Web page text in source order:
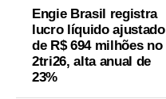
Engie Brasil registra
lucro líquido ajustado
de R$ 694 milhões no
2tri26, alta anual de
23%